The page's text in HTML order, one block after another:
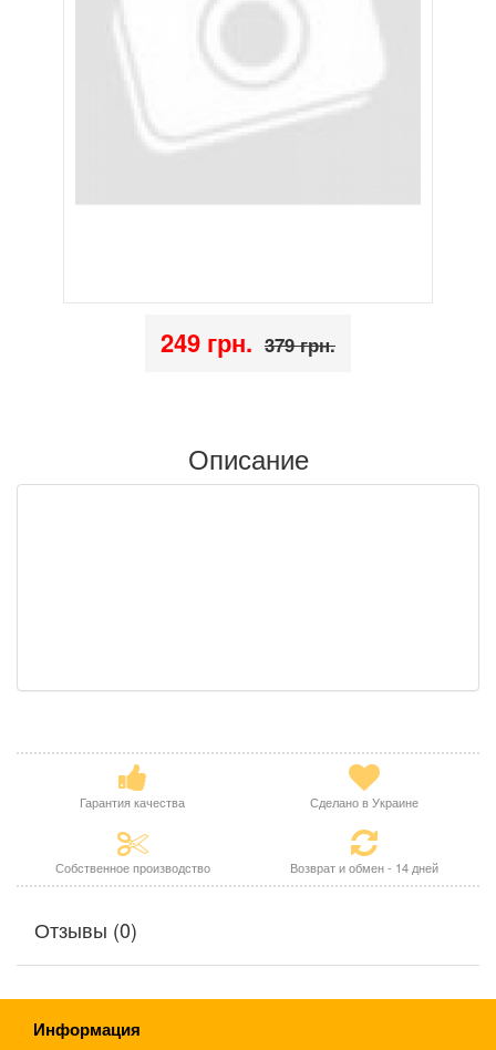
249 грн. 379 грн.
Описание
Гарантия качества Сделано в Украине
Собственное производство Возврат и обмен - 14 дней
Отзывы (0)
Информация